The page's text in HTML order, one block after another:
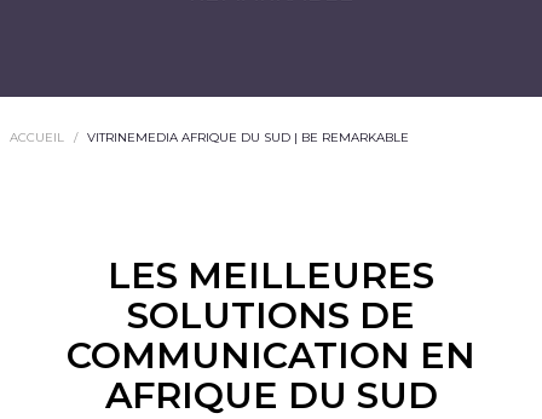
ACCUEIL VITRINEMEDIA AFRIQUE DU SUD | BE REMARKABLE
LES MEILLEURES
SOLUTIONS DE
COMMUNICATION EN
AFRIQUE DU SUD